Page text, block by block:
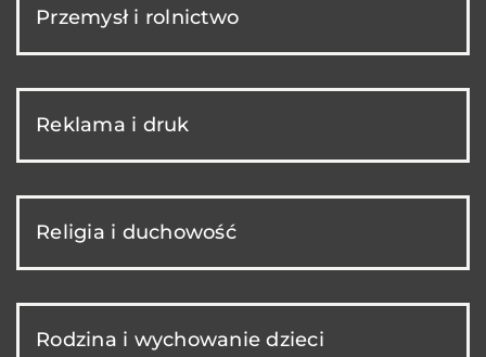
Przemysł i rolnictwo
Reklama i druk
Religia i duchowość
Rodzina i wychowanie dzieci